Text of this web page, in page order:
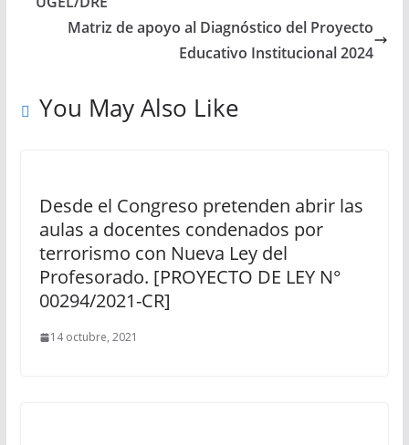
Matriz de apoyo al Diagnóstico del Proyecto
Educativo Institucional 2024
You May Also Like
Desde el Congreso pretenden abrir las
aulas a docentes condenados por
terrorismo con Nueva Ley del
Profesorado. [PROYECTO DE LEY N°
00294/2021-CR]
14 octubre, 2021